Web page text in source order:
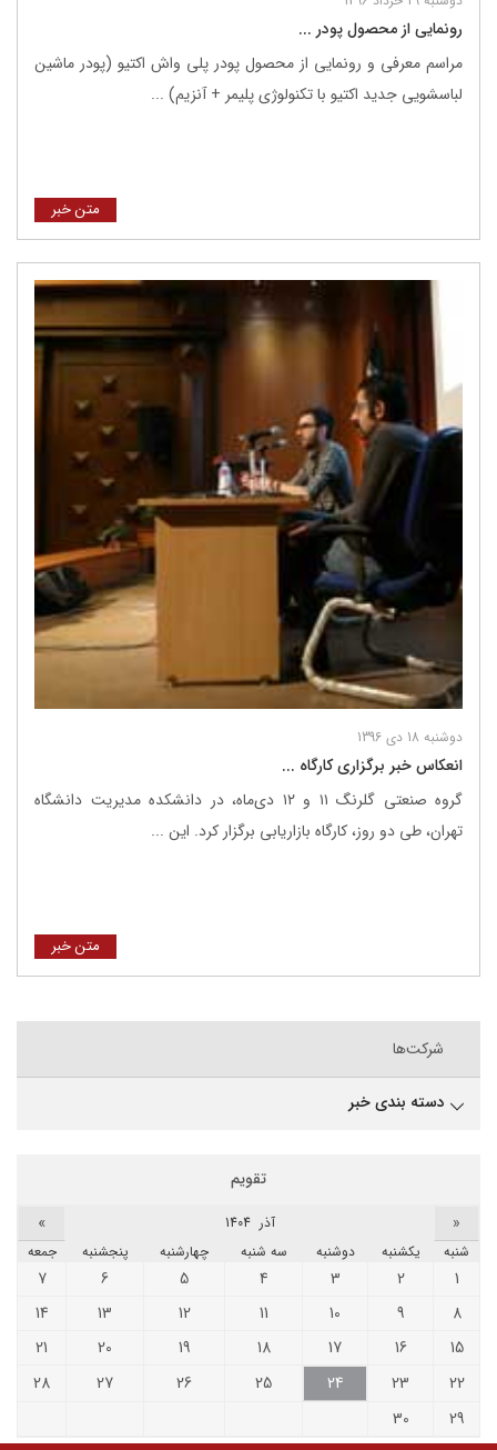
رونمایی از محصول پودر ...
مراسم معرفی و رونمایی از محصول پودر پلی واش اکتیو (پودر ماشین
لباسشویی جدید اکتیو با تکنولوژی پلیمر + آنزیم) ...
متن خبر
دوشنبه 18 دی 1396
انعکاس خبر برگزاری کارگاه ...
گروه صنعتی گلرنگ ۱۱ و ۱۲ دی‌ماه، در دانشکده مدیریت دانشگاه
تهران، طی دو روز، کارگاه بازاریابی برگزار کرد. این ...
متن خبر
شرکت‌ها
دسته بندی خبر
تقویم
»
آذر 1404 «
جمعه پنجشنبه چهارشنبه سه شنبه دوشنبه يکشنبه شنبه
7 6 5 4 3 2
1
14
13 12 11 10 9
8
21
20 19 18 17 16
15
28
27 26 25 24 23
22
30
29